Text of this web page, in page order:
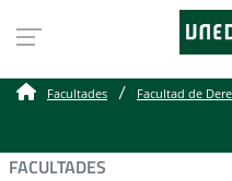
Facultades Facultad de
FACULTADES